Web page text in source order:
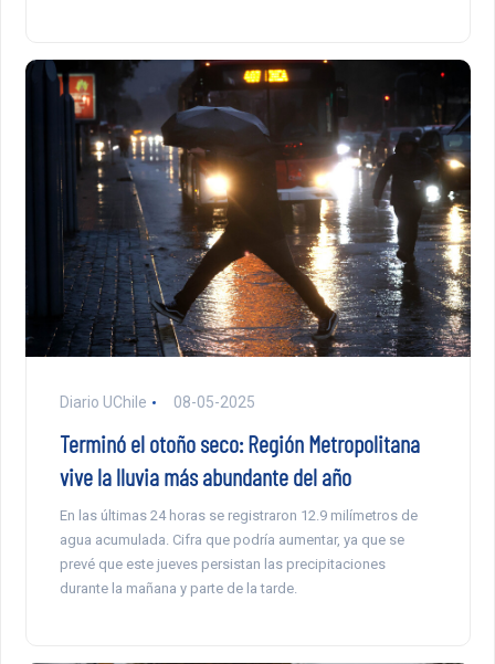
Diario UChile 08-05-2025
Terminó el otoño seco: Región Metropolitana
vive la lluvia más abundante del año
En las últimas 24 horas se registraron 12.9 milímetros de
agua acumulada. Cifra que podría aumentar, ya que se
prevé que este jueves persistan las precipitaciones
durante la mañana y parte de la tarde.